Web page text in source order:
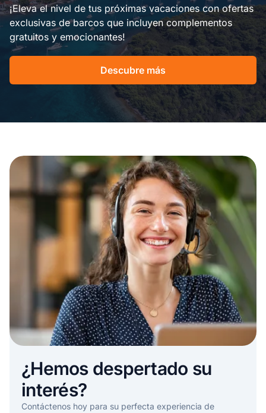
¡Eleva el nivel de tus próximas vacaciones con ofertas
exclusivas de barcos que incluyen complementos
gratuitos y emocionantes!
Descubre más
¿Hemos despertado su
interés?
Contáctenos hoy para su perfecta experiencia de